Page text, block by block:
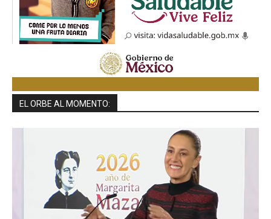
EL ORBE AL MOMENTO: